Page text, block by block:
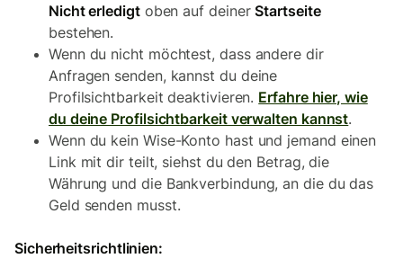
Nicht erledigtoben auf deinerStartseite
bestehen.
Wenn du nicht möchtest, dass andere dir
Anfragen senden, kannst du deine
Profilsichtbarkeit deaktivieren. Erfahre hier, wie
du deine Profilsichtbarkeit verwalten kannst.
Wenn du kein Wise-Konto hast und jemand einen
Link mit dir teilt, siehst du den Betrag, die
Währung und die Bankverbindung, an die du das
Geld senden musst.
Sicherheitsrichtlinien: